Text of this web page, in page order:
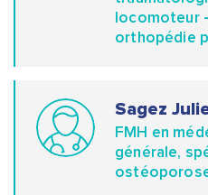
locomoteur
orthopédie
Sagez
FMH en
générale,